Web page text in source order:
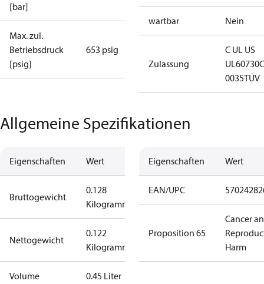
[bar]
Max. zul.
Betriebsdruck
[psig]
653 psig
wartbar Nein
Zulassung
C UL US
UL60730
0035TÜV
Allgemeine Spezifikationen
Eigenschaften Wert
Bruttogewicht
0.128
Kilogramm
Nettogewicht
0.122
Kilogramm
Volume 0.45 Liter
Eigenschaften Wert
EAN/UPC
Proposition 65
Cancer
Harm